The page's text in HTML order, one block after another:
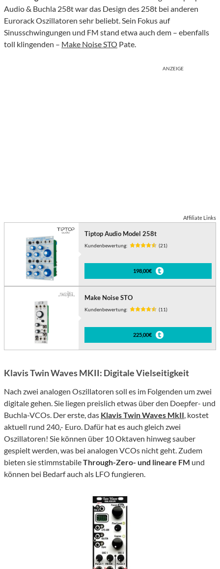
Audio & Buchla 258t war das Design des 258t bei anderen
Eurorack Oszillatoren sehr beliebt. Sein Fokus auf
Sinusschwingungen und FM stand etwa auch dem – ebenfalls
toll klingenden – Make Noise STO Pate.
ANZEIGE
Affiliate Links
Tiptop Audio Model 258t
Kundenbewertung: (21)
198,00€
Make Noise STO
Kundenbewertung: (11)
225,00€
Klavis Twin Waves MKII: Digitale Vielseitigkeit
Nach zwei analogen Oszillatoren soll es im Folgenden um zwei
digitale gehen. Sie liegen preislich etwas über den Doepfer- und
Buchla-VCOs. Der erste, das Klavis Twin Waves MkII , kostet
aktuell rund 240,- Euro. Dafür hat es auch gleich zwei
Oszillatoren! Sie können über 10 Oktaven hinweg sauber
gespielt werden, was bei analogen VCOs nicht geht. Zudem
bieten sie stimmstabileThrough-Zero- und lineare FM und
können bei Bedarf auch als LFO fungieren.